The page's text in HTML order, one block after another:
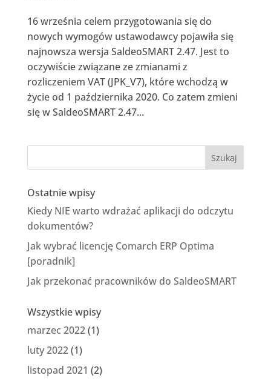
16 września celem przygotowania się do
nowych wymogów ustawodawcy pojawiła się
najnowsza wersja SaldeoSMART 2.47. Jest to
oczywiście związane ze zmianami z
rozliczeniem VAT (JPK_V7), które wchodzą w
życie od 1 października 2020. Co zatem zmieni
się w SaldeoSMART 2.47...
Ostatnie wpisy
Kiedy NIE warto wdrażać aplikacji do odczytu
dokumentów?
Jak wybrać licencję Comarch ERP Optima
[poradnik]
Jak przekonać pracowników do SaldeoSMART
Wszystkie wpisy
marzec 2022(1)
luty 2022(1)
listopad 2021 (2)